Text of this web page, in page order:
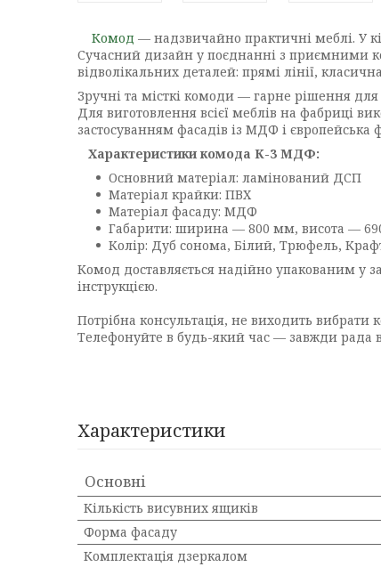
Комод — надзвичайно практичні меблі. У
Сучасний дизайн у поєднанні з приємними
відволікальних деталей: прямі лінії,
Зручні та місткі комоди — гарне рішення для
Для виготовлення всієї меблів на фабриці
застосуванням фасадів із МДФ і європейська
Характеристики комода К-3 МДФ:
Основний матеріал: ламінований ДСП
Матеріал крайки: ПВХ
Матеріал фасаду: МДФ
Габарити: ширина — 800 мм, висота —
Колір: Дуб сонома, Білий, Трюфель,
Комод доставляється надійно упакованим у
інструкцією.
Потрібна консультація, не виходить вибрати
Телефонуйте в будь-який час — завжди рада
Характеристики
Основні
Кількість висувних ящиків
Форма фасаду
Комплектація дзеркалом